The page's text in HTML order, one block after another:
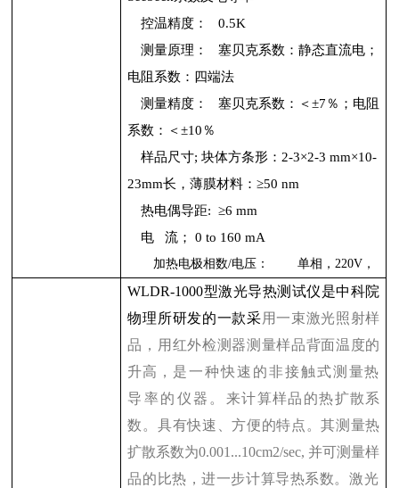
控温精度：
0.5K
测量原理：
塞贝克系数：静态直流电；
电阻系数：四端法
测量精度：
塞贝克系数：＜±7 ％；电阻
系数：＜±10 ％
样品尺寸;块体方条形： 2-3×2-3 mm×10-
23mm长，薄膜材料：≥50 nm
热电偶导距: ≥6 mm
电
流； 0 to 160 mA
加热电极相数/电压： 单相， 220V ，
WLDR-1000型激光导热测试仪是中科院
物理所研发的一款采用一束激光照射样
品，用红外检测器测量样品背面温度的
升高， 是一种快速的非接触式测量热
导率的仪器。 来计算样品的热扩散系
数。具有快速、方便的特点。其测量热
扩散系数为0.001...10cm2/sec, 并可测量样
品的比热，进一步计算导热系数。 激光